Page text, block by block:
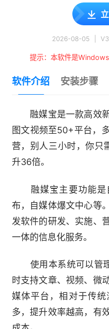
2026-08-05
提示：本软件是Windows
软件介绍 安装步骤
融媒宝是一款高效新
图文视频至50+平台，
营，别人三小时，你只
升36倍。
融媒宝主要功能是
布，自媒体爆文中心等
发软件的研发、实施、
一体的信息化服务。
使用本系统可以管理
时支持文章、视频、微
媒体平台，相对于传
多，提升效率越高，有